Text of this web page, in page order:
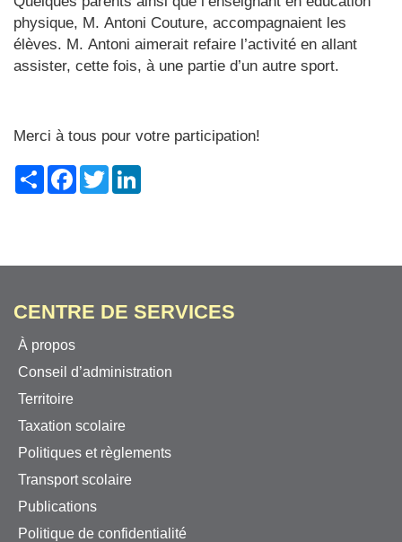
physique, M. Antoni Couture, accompagnaient les
élèves. M. Antoni aimerait refaire l’activité en allant
assister, cette fois, à une partie d’un autre sport.
Merci à tous pour votre participation!
ShareFacebook
Twitter
CENTRE DE SERVICES
À propos
Conseil d’administration
Territoire
Taxation scolaire
Politiques et règlements
Transport scolaire
Publications
Politique de confidentialité